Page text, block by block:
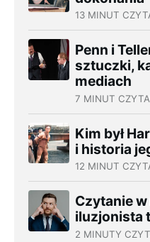
13 MINUT
Penn i
sztuczki,
mediach
7 MINUT
Kim był
i historia
12 MINUT
Czytanie
iluzjonista
2 MINUTY